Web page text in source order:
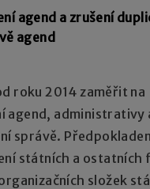
agend a zrušení
agend
roku 2014 zaměřit na
agend, administrativy
správě.
státních a ostatních
složek